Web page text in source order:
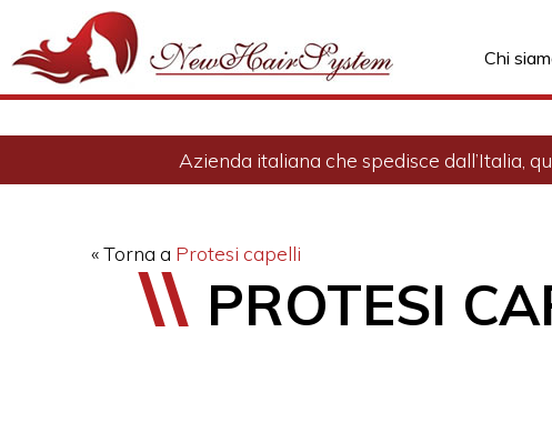
Chi
Azienda italiana che spedisce dall’Italia,
« Torna a Protesi capelli
PROTESI